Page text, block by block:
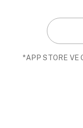
*APP STORE VE